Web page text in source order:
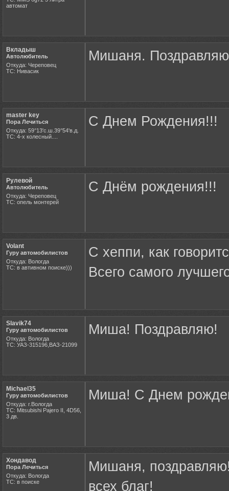
автомат
Вкладыш
Автолюбитель
Откуда: Череповец
ТС: Нивасик
Мишаня.
master key
Пора Лечиться
Откуда: 59°13'с.ш.39°54'в.д.
ТС: 4-х колесный....
С Днем Рождения!!!
Рулевой
Автолюбитель
Откуда: Череповец
ТС: опель монтерей
С Днём рождения!!!
Volant
Гуру автомобилистов
Откуда: Вологда
ТС: в автивном поиске)))
С хеппи, как
Всего самого
Slavik74
Гуру автомобилистов
Откуда: Вологда
ТС: УАЗ-315196,ВАЗ-21099
Миша! Поздравляю!
Michael35
Гуру автомобилистов
Откуда: г.Вологда
ТС: Mitsubishi Pajero II, 4D56,
3 дв.
Миша! С Днем
Хондавод
Пора Лечиться
Откуда: Вологда
ТС: в поиске
Мишаня,
всех благ!